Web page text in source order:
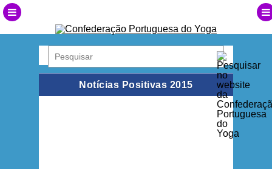
Notícias Positivas 2015